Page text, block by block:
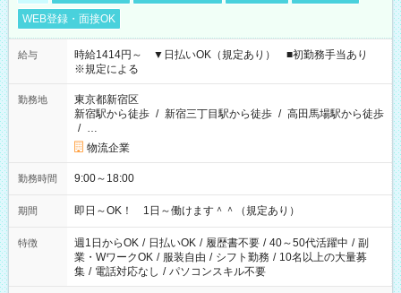
WEB登録・面接OK
給与
時給1414円～ ▼日払いOK（規定あり） ■初勤務手当あり
※規定による
勤務地
東京都新宿区
新宿駅から徒歩 / 新宿三丁目駅から徒歩 / 高田馬場駅から徒歩
/ …
物流企業
勤務時間 9:00～18:00
期間 即日～OK！ 1日～働けます＾＾（規定あり）
特徴 週1日からOK / 日払いOK / 履歴書不要 / 40～50代活躍中 / 副
業・WワークOK / 服装自由 / シフト勤務 / 10名以上の大量募
集 / 電話対応なし / パソコンスキル不要